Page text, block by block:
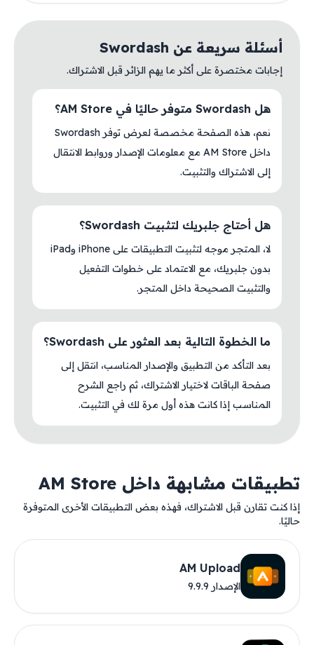
أسئلة سريعة عن Swordash
إجابات مختصرة على أكثر ما يهم الزائر قبل الاشتراك.
هل Swordash متوفر حاليًا في AM Store؟
نعم، هذه الصفحة مخصصة لعرض توفر Swordash
داخل AM Store مع معلومات الإصدار وروابط الانتقال
إلى الاشتراك والتثبيت.
هل أحتاج جلبريك لتثبيت Swordash؟
لا، المتجر موجه لتثبيت التطبيقات على iPhone وiPad
بدون جلبريك، مع الاعتماد على خطوات التفعيل
والتثبيت الصحيحة داخل المتجر.
ما الخطوة التالية بعد العثور على Swordash؟
بعد التأكد من التطبيق والإصدار المناسب، انتقل إلى
صفحة الباقات لاختيار الاشتراك، ثم راجع الشرح
المناسب إذا كانت هذه أول مرة لك في التثبيت.
تطبيقات مشابهة داخل AM Store
إذا كنت تقارن قبل الاشتراك، فهذه بعض التطبيقات الأخرى المتوفرة
حاليًا.
AM Upload
الإصدار 9.9.9